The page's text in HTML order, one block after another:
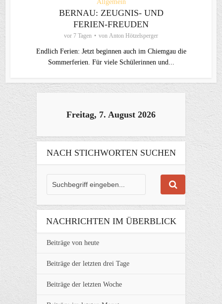
Allgemein
BERNAU: ZEUGNIS- UND
FERIEN-FREUDEN
vor 7 Tagen von Anton Hötzelsperger
Endlich Ferien: Jetzt beginnen auch im Chiemgau die
Sommerferien. Für viele Schülerinnen und...
Freitag, 7. August 2026
NACH STICHWORTEN SUCHEN
NACHRICHTEN IM ÜBERBLICK
Beiträge von heute
Beiträge der letzten drei Tage
Beiträge der letzten Woche